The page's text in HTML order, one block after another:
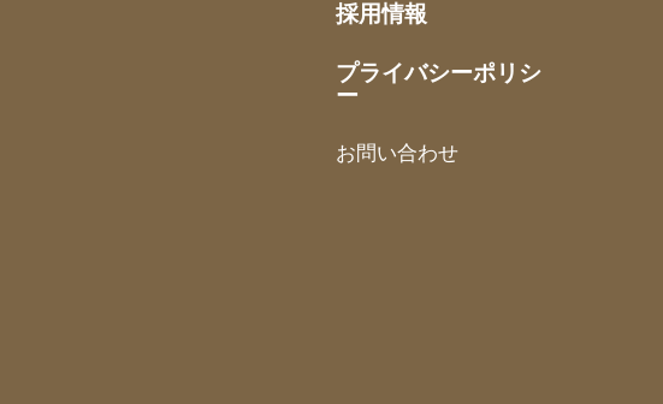
採用情報
プライバシーポリシ
ー
お問い合わせ